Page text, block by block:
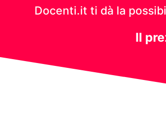
Docenti.it ti dà la
Il